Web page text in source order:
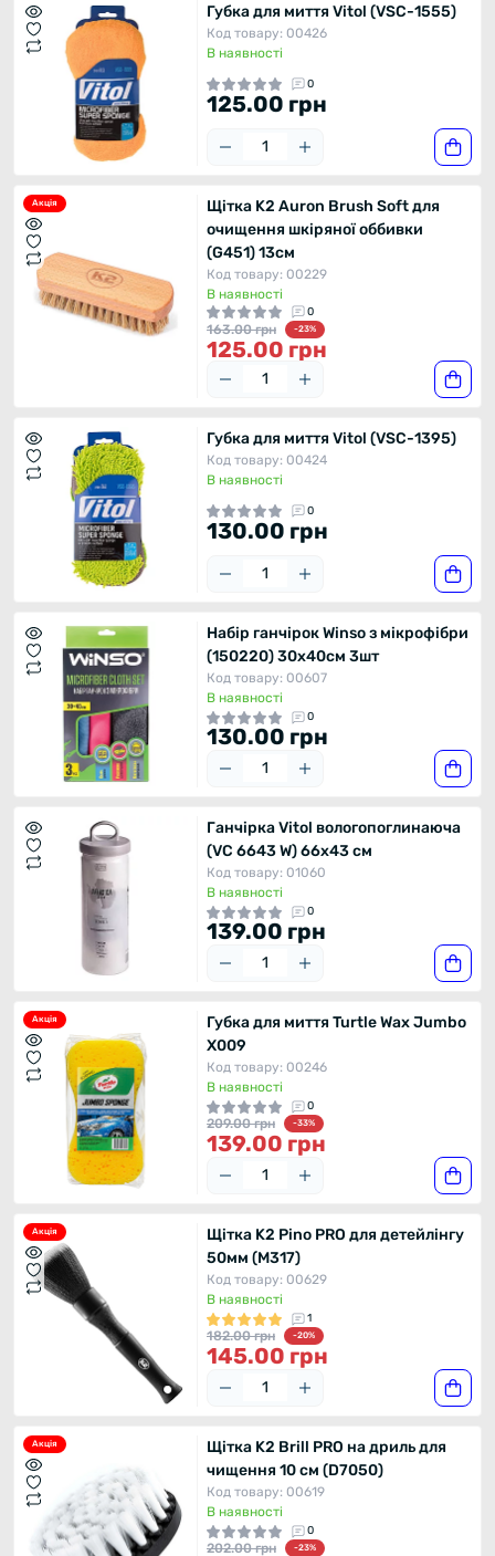
Губка для миття Vitol (VSC-1555)
Код товару: 00426
В наявності
0
125.00 грн
Акція
Щітка K2 Auron Brush Soft для
очищення шкіряної оббивки
(G451) 13см
Код товару: 00229
В наявності
0
163.00 грн -23%
125.00 грн
Губка для миття Vitol (VSC-1395)
Код товару: 00424
В наявності
0
130.00 грн
Набір ганчірок Winso з мікрофібри
(150220) 30x40см 3шт
Код товару: 00607
В наявності
0
130.00 грн
Ганчірка Vitol вологопоглинаюча
(VC 6643 W) 66x43 см
Код товару: 01060
В наявності
0
139.00 грн
Акція
Губка для миття Turtle Wax Jumbo
X009
Код товару: 00246
В наявності
0
209.00 грн -33%
139.00 грн
Акція
Щітка K2 Pino PRO для детейлінгу
50мм (M317)
Код товару: 00629
В наявності
1
182.00 грн -20%
145.00 грн
Акція
Щітка K2 Brill PRO на дриль для
чищення 10 см (D7050)
Код товару: 00619
В наявності
0
202.00 грн -23%